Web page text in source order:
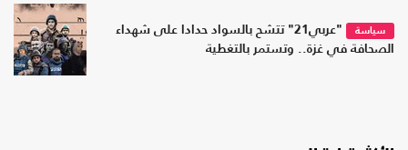
سياسة
"عربي21" تتشح بالسواد حدادا على شهداء
الصحافة في غزة.. وتستمر بالتغطية